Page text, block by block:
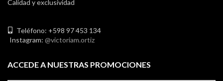
Calidad y exclusividad
Teléfono: +598 97 453 134
Instagram: @victoriam.ortiz
ACCEDE A NUESTRAS PROMOCIONES